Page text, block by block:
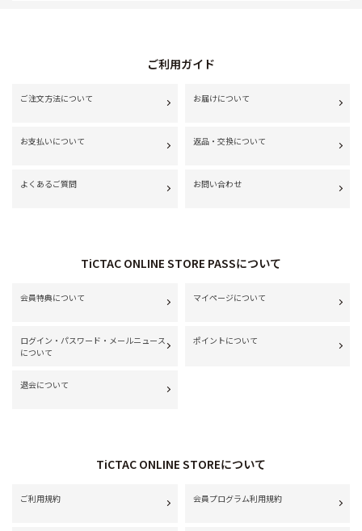
ご利用ガイド
ご注文方法について お届けについて
お支払いについて 返品・交換について
よくあるご質問 お問い合わせ
TiCTAC ONLINE STORE PASSについて
会員特典について マイページについて
ログイン・パスワード・メールニュース
について
ポイントについて
退会について
TiCTAC ONLINE STOREについて
ご利用規約 会員プログラム利用規約